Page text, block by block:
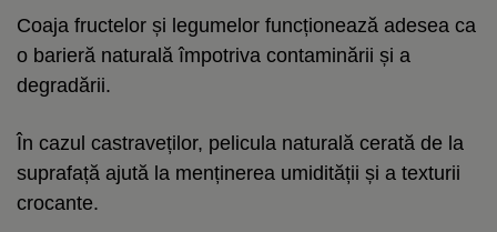
Coaja fructelor și legumelor funcționează adesea ca
o barieră naturală împotriva contaminării și a
degradării.
În cazul castraveților, pelicula naturală cerată de la
suprafață ajută la menținerea umidității și a texturii
crocante.